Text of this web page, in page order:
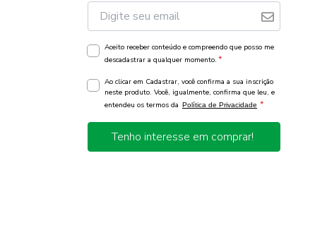
Aceito receber conteúdo e compreendo que posso me
descadastrar a qualquer momento. *
Ao clicar em Cadastrar, você confirma a sua inscrição
neste produto. Você, igualmente, confirma que leu, e
entendeu os termos da Política de Privacidade *
Tenho interesse em comprar!